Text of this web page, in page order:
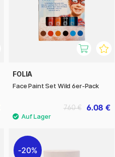
FOLIA
Face Paint Set Wild 6er-Pack
6.08 €
7.60 €
20%